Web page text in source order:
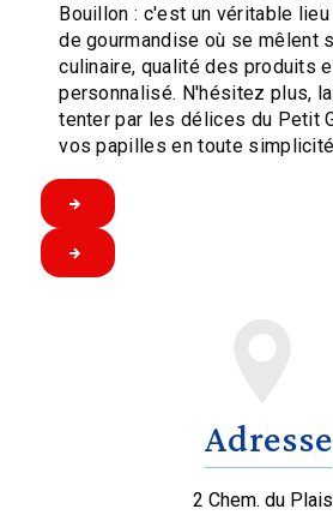
Bouillon : c'est un véritable
de gourmandise où se mêlent
culinaire, qualité des produits
personnalisé. N'hésitez plus,
tenter par les délices du Petit
vos papilles en toute
Adresse
2 Chem. du